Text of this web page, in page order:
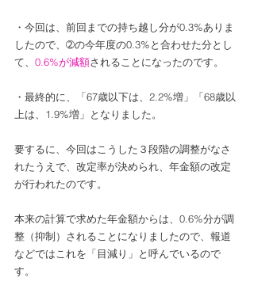
・今回は、前回までの持ち越し分が0.3%ありま
したので、➁の今年度の0.3%と合わせた分とし
て、 0.6%が減額されることになったのです。
・最終的に、「67歳以下は、2.2%増」「68歳以
上は、1.9%増」となりました。
要するに、今回はこうした３段階の調整がなさ
れたうえで、改定率が決められ、年金額の改定
が行われたのです。
本来の計算で求めた年金額からは、0.6%分が調
整（抑制）されることになりましたので、報道
などではこれを「目減り」と呼んでいるので
す。